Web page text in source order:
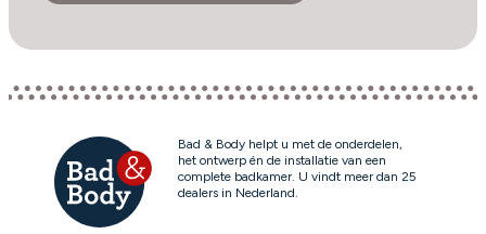
Bad & Body helpt u met de onderdelen,
het ontwerp én de installatie van een
complete badkamer. U vindt meer dan 25
dealers in Nederland.